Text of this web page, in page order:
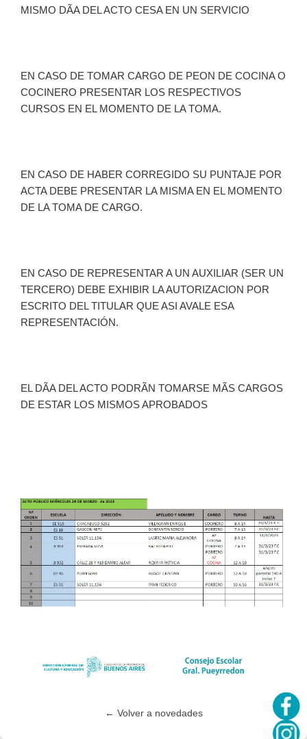
MISMO DÃA DEL ACTO CESA EN UN SERVICIO
EN CASO DE TOMAR CARGO DE PEON DE COCINA O
COCINERO PRESENTAR LOS RESPECTIVOS
CURSOS EN EL MOMENTO DE LA TOMA.
EN CASO DE HABER CORREGIDO SU PUNTAJE POR
ACTA DEBE PRESENTAR LA MISMA EN EL MOMENTO
DE LA TOMA DE CARGO.
EN CASO DE REPRESENTAR A UN AUXILIAR (SER UN
TERCERO) DEBE EXHIBIR LA AUTORIZACION POR
ESCRITO DEL TITULAR QUE ASI AVALE ESA
REPRESENTACIÓN.
EL DÃA DEL ACTO PODRÃN TOMARSE MÃS CARGOS
DE ESTAR LOS MISMOS APROBADOS
← Volver a novedades